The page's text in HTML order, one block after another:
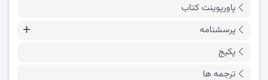
پاورپوینت کتاب
پرسشنامه
پکیج
ترجمه ها